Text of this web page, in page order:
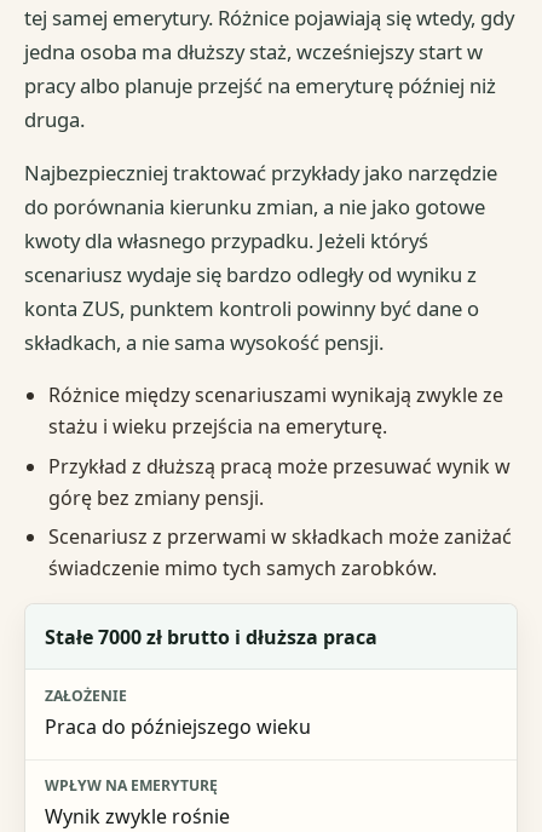
tej samej emerytury. Różnice pojawiają się wtedy, gdy
jedna osoba ma dłuższy staż, wcześniejszy start w
pracy albo planuje przejść na emeryturę później niż
druga.
Najbezpieczniej traktować przykłady jako narzędzie
do porównania kierunku zmian, a nie jako gotowe
kwoty dla własnego przypadku. Jeżeli któryś
scenariusz wydaje się bardzo odległy od wyniku z
konta ZUS, punktem kontroli powinny być dane o
składkach, a nie sama wysokość pensji.
Różnice między scenariuszami wynikają zwykle ze
stażu i wieku przejścia na emeryturę.
Przykład z dłuższą pracą może przesuwać wynik w
górę bez zmiany pensji.
Scenariusz z przerwami w składkach może zaniżać
świadczenie mimo tych samych zarobków.
Scenariusz
Założenie
Wpływ na emeryturę
Stałe 7000 zł brutto i dłuższa praca
Praca do późniejszego wieku
Wynik zwykle rośnie